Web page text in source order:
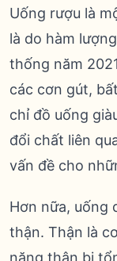
Uống rượu là
là do hàm
thống năm
các cơn gút,
chỉ đồ uống
đổi chất liên
vấn đề cho
Hơn nữa, uống
thận. Thận là
năng thận bị